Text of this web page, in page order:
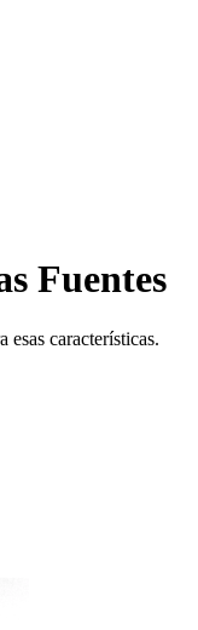
Fuentes
esas características.